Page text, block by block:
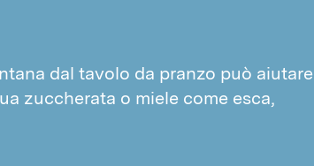
dal tavolo da pranzo può aiutare
zuccherata o miele come esca,